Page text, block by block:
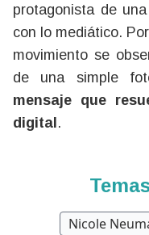
protagonista de
con lo mediático.
movimiento se
de una simple
mensaje que
digital.
Nicole